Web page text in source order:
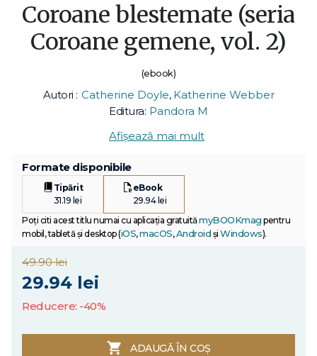
Coroane blestemate (seria
Coroane gemene, vol. 2)
(ebook)
Autori : Catherine Doyle, Katherine Webber
Editura: Pandora M
Afișează mai mult
Formate disponibile
Tipărit
31.19 lei
eBook
29.94 lei
Poți citi acest titlu numai cu aplicația gratuitămyBOOKmag pentru
mobil, tabletă și desktop (iOS,macOS,Android și Windows).
49.90 lei
29.94 lei
Reducere: -40%
ADAUGĂ ÎN COȘ